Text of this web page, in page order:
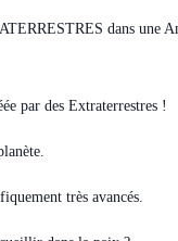
dans une
par des Extraterrestres !
très avancés.